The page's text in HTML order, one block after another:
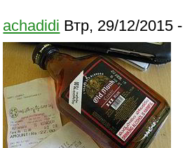
achadidi Втр, 29/12/2015